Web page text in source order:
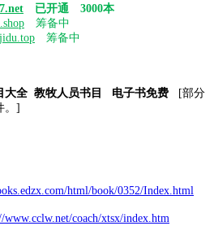
已开通 3000本
筹备中
筹备中
大全 教牧人员书目 电子书免费
[部分
。]
html/book/0352/Index.html
www.cclw.net/coach/xtsx/index.htm